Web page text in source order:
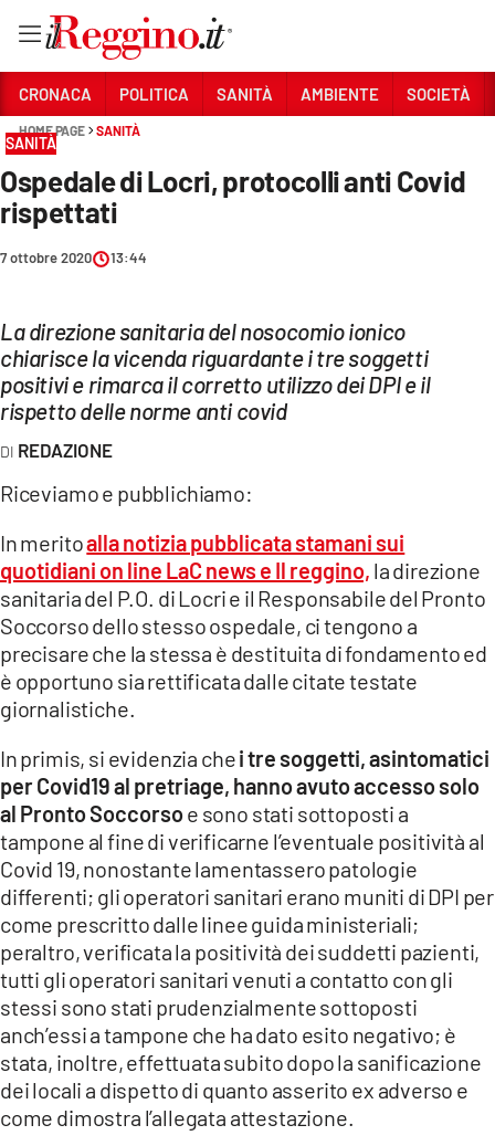
Sezioni
CRONACA
POLITICA
AMBIENTE
SOCIETÀ
CULTURA
SPORT
Streaming
LAC TV
LAC NETWORK
LAC ONAIR
LaC
Network
LACPLAY.IT
LACTV.IT
LACONAIR.IT
LACITYMAG.IT
ILREGGINO.IT
COSENZACHANNEL.IT
CRONACA POLITICA SANITÀ AMBIENTE SOCIETÀ
HOME PAGE SANITÀ
SANITÀ
Ospedale di Locri, protocolli anti Covid
rispettati
7 ottobre 2020 13:44
La direzione sanitaria del nosocomio ionico
chiarisce la vicenda riguardante i tre soggetti
positivi e rimarca il corretto utilizzo dei DPI e il
rispetto delle norme anti covid
REDAZIONE
Riceviamo e pubblichiamo:
In meritoalla notizia pubblicata stamani sui
quotidiani on line LaC news e Il reggino, la direzione
sanitaria del P.O. di Locri e il Responsabile del Pronto
Soccorso dello stesso ospedale, ci tengono a
precisare che la stessa è destituita di fondamento ed
è opportuno sia rettificata dalle citate testate
giornalistiche.
In primis, si evidenzia chei tre soggetti, asintomatici
per Covid19 al pretriage, hanno avuto accesso solo
al Pronto Soccorsoe sono stati sottoposti a
tampone al fine di verificarne l’eventuale positività al
Covid 19, nonostante lamentassero patologie
differenti; gli operatori sanitari erano muniti di DPI per
come prescritto dalle linee guida ministeriali;
peraltro, verificata la positività dei suddetti pazienti,
tutti gli operatori sanitari venuti a contatto con gli
stessi sono stati prudenzialmente sottoposti
anch’essi a tampone che ha dato esito negativo; è
stata, inoltre, effettuata subito dopo la sanificazione
dei locali a dispetto di quanto asserito ex adverso e
come dimostra l’allegata attestazione.